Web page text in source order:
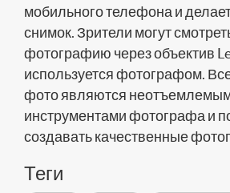
мобильного телефона и
снимок. Зрители могут
фотографию через объектив
используется фотографом.
фото являются
инструментами фотографа и
создавать качественные
Теги